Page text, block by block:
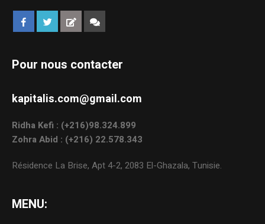
Pour nous contacter
kapitalis.com@gmail.com
Ridha Kefi : (+216)98.324.899
Zohra Abid : (+216) 22.578.343
Résidence La Brise, Apt 4-2, 2083 El-Ghazala, Tunisie.
MENU: